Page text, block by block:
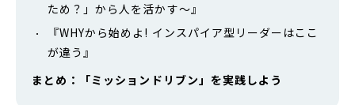
ため？」から人を活かす～』
『WHYから始めよ! インスパイア型リーダーはここ
が違う』
まとめ：「ミッションドリブン」を実践しよう